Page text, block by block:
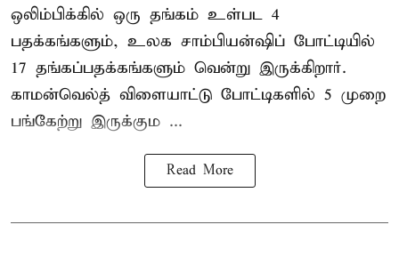
ஒலிம்பிக்கில் ஒரு தங்கம் உள்பட 4
பதக்கங்களும், உலக சாம்பியன்ஷிப் போட்டியில்
17 தங்கப்பதக்கங்களும் வென்று இருக்கிறார்.
காமன்வெல்த் விளையாட்டு போட்டிகளில் 5 முறை
பங்கேற்று இருக்கும ...
Read More